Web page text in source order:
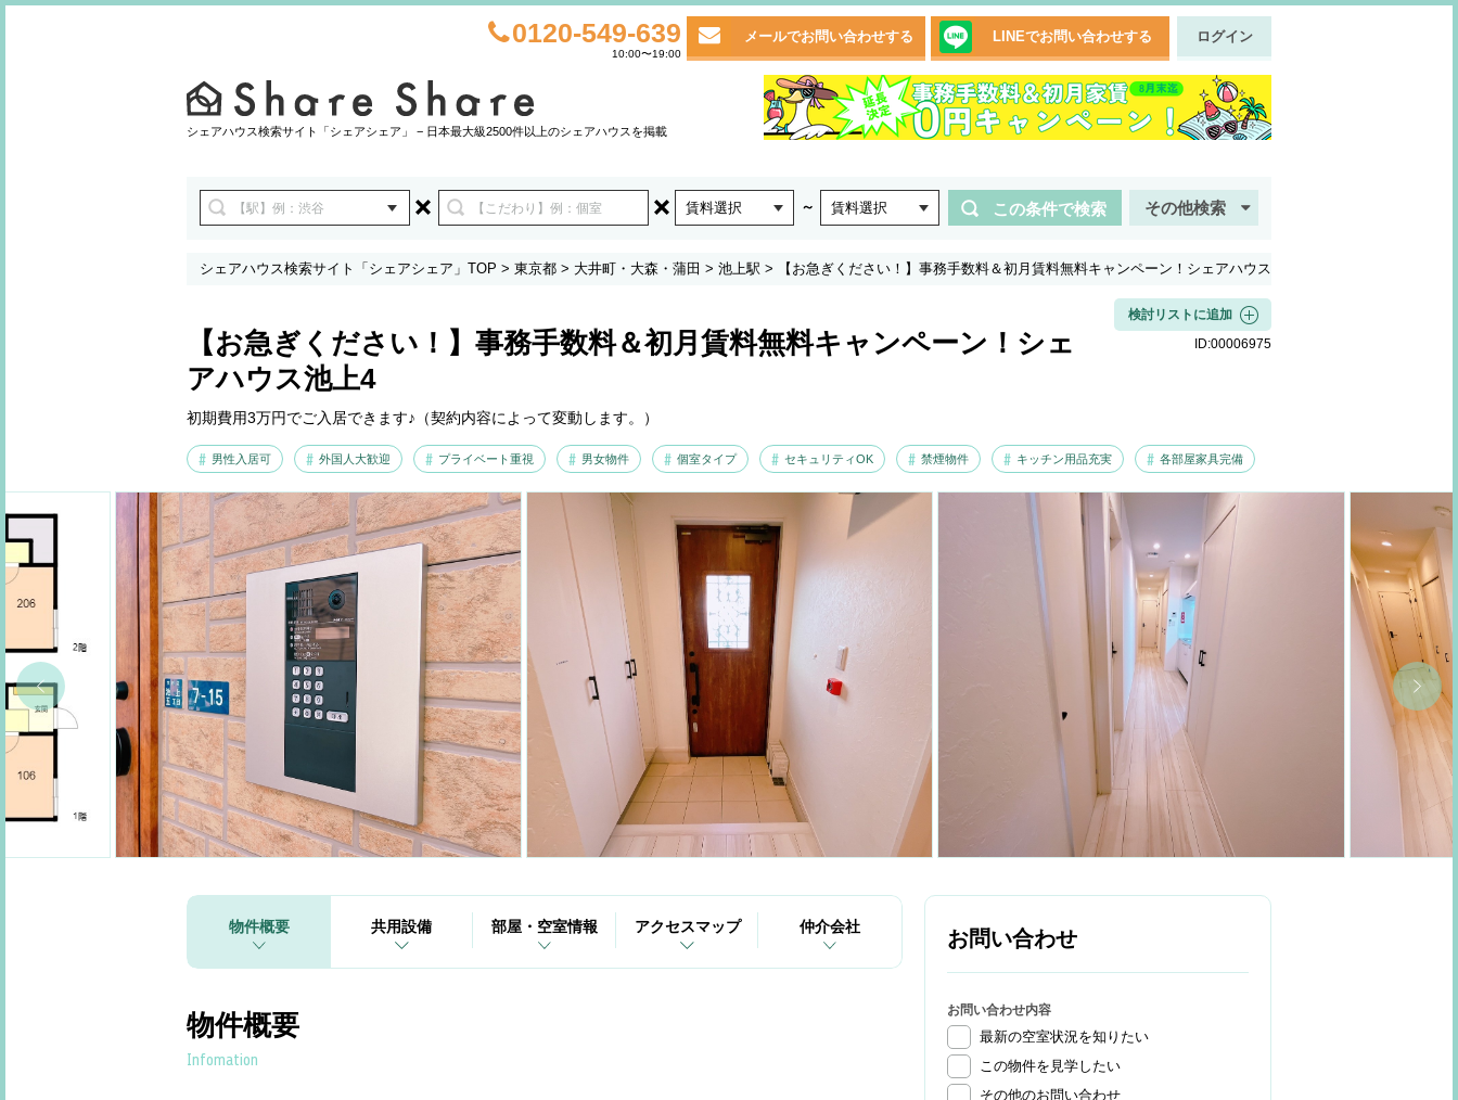
0120-549-639
10:00〜19:00
メールでお問い合わせする LINEでお問い合わせする ログイン
シェアハウス検索サイト「シェアシェア」 − 日本最大級2500件以上のシェアハウスを掲載
賃料選択 ～ 賃料選択 この条件で検索 その他検索
シェアハウス検索サイト「シェアシェア」TOP > 東京都 > 大井町・大森・蒲田 > 池上駅 >
【お急ぎください！】事務手数料＆初月賃料無料キャンペーン！シェアハウス
【お急ぎください！】事務手数料＆初月賃料無料キャンペーン！シェ
アハウス池上4
初期費用3万円でご入居できます♪（契約内容によって変動します。）
男性入居可 外国人大歓迎 プライベート重視 男女物件 個室タイプ セキュリティOK 禁煙物件 キッチン用品充実 各部屋家具完備
検討リストに追加
ID:00006975
物件概要 共用設備 部屋・空室情報 アクセスマップ 仲介会社
物件概要
Infomation
お問い合わせ
お問い合わせ内容
最新の空室状況を知りたい
この物件を見学したい
その他のお問い合わせ